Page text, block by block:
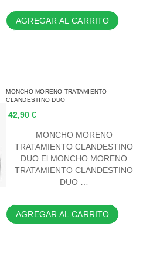
AGREGAR AL CARRITO
MONCHO MORENO TRATAMIENTO
CLANDESTINO DUO
42,90 €
MONCHO MORENO
TRATAMIENTO CLANDESTINO
DUO El MONCHO MORENO
TRATAMIENTO CLANDESTINO
DUO …
AGREGAR AL CARRITO